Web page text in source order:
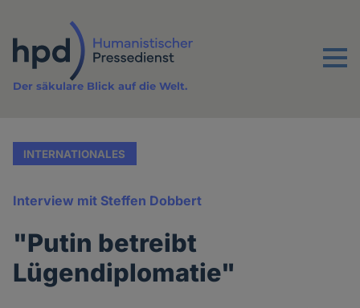
Inhalt
Menu
Der säkulare Blick auf die Welt.
INTERNATIONALES
Interview mit Steffen Dobbert
"Putin betreibt
Lügendiplomatie"